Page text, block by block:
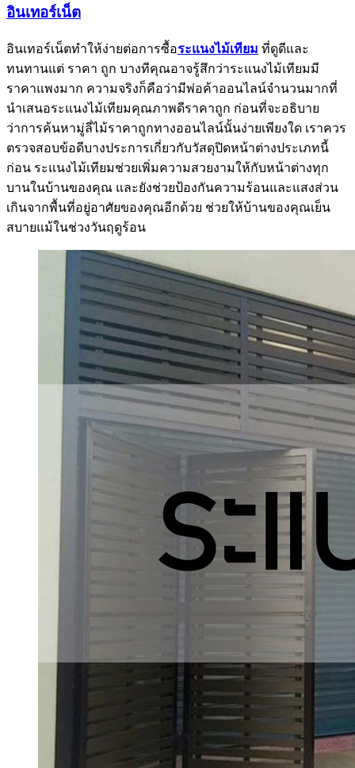
อินเทอร์เน็ต
อินเทอร์เน็ตทำให้ง่ายต่อการซื้อระแนงไม้เทียม ที่ดูดีและ
ทนทานแต่ ราคา ถูก บางทีคุณอาจรู้สึกว่าระแนงไม้เทียมมี
ราคาแพงมาก ความจริงก็คือว่ามีพ่อค้าออนไลน์จำนวนมากที่
นำเสนอระแนงไม้เทียมคุณภาพดีราคาถูก ก่อนที่จะอธิบาย
ว่าการค้นหามู่ลี่ไม้ราคาถูกทางออนไลน์นั้นง่ายเพียงใด เราควร
ตรวจสอบข้อดีบางประการเกี่ยวกับวัสดุปิดหน้าต่างประเภทนี้
ก่อน ระแนงไม้เทียมช่วยเพิ่มความสวยงามให้กับหน้าต่างทุก
บานในบ้านของคุณ และยังช่วยป้องกันความร้อนและแสงส่วน
เกินจากพื้นที่อยู่อาศัยของคุณอีกด้วย ช่วยให้บ้านของคุณเย็น
สบายแม้ในช่วงวันฤดูร้อน